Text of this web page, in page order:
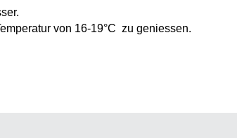
von 16-19°C  zu geniessen.